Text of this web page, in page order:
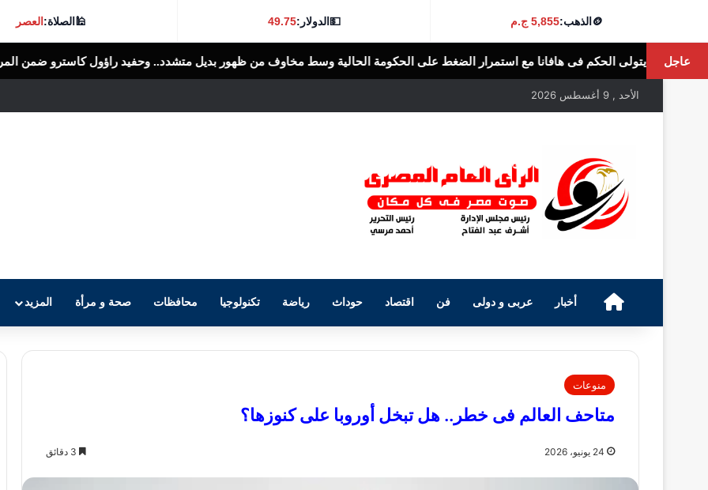
🪙الذهب:5,855 ج.م 💵الدولار:49.75
🕌الصلاة:العصر
عاجل
هافانا مع استمرار الضغط على الحكومة الحالية وسط مخاوف من ظهور بديل متشدد.. وحفيد راؤول كاسترو ضمن المرشحين الرأى العام المصرى
الأحد , 9 أغسطس 2026
الرئيسيةأخبار عربى و دولى فن اقتصاد حوداث رياضة تكنولوجيا محافظات صحة و مرأة المزيد
منوعات
متاحف العالم فى خطر.. هل تبخل أوروبا على كنوزها؟
24 يونيو، 2026